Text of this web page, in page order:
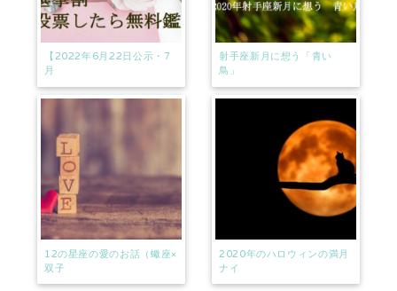
【2022年6月22日公示・7
月
射手座新月に想う「青い
鳥」
12の星座の愛のお話（蠍座×
双子
2020年のハロウィンの満月
ナイ